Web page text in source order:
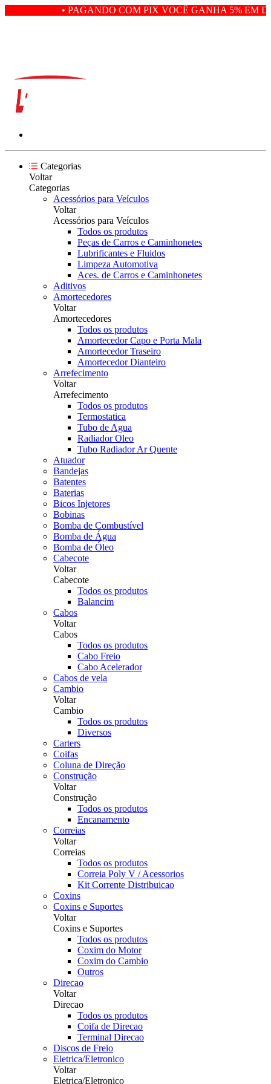
• PAGANDO COM PIX VOCÊ GANHA 5% EM
Categorias
Voltar
Categorias
Acessórios para Veículos
Voltar
Acessórios para Veículos
Todos os produtos
Peças de Carros e Caminhonetes
Lubrificantes e Fluidos
Limpeza Automotiva
Aces. de Carros e Caminhonetes
Aditivos
Amortecedores
Voltar
Amortecedores
Todos os produtos
Amortecedor Capo e Porta Mala
Amortecedor Traseiro
Amortecedor Dianteiro
Arrefecimento
Voltar
Arrefecimento
Todos os produtos
Termostatica
Tubo de Agua
Radiador Oleo
Tubo Radiador Ar Quente
Atuador
Bandejas
Batentes
Baterias
Bicos Injetores
Bobinas
Bomba de Combustível
Bomba de Água
Bomba de Óleo
Cabecote
Voltar
Cabecote
Todos os produtos
Balancim
Cabos
Voltar
Cabos
Todos os produtos
Cabo Freio
Cabo Acelerador
Cabos de vela
Cambio
Voltar
Cambio
Todos os produtos
Diversos
Carters
Coifas
Coluna de Direção
Construção
Voltar
Construção
Todos os produtos
Encanamento
Correias
Voltar
Correias
Todos os produtos
Correia Poly V / Acessorios
Kit Corrente Distribuicao
Coxins
Coxins e Suportes
Voltar
Coxins e Suportes
Todos os produtos
Coxim do Motor
Coxim do Cambio
Outros
Direcao
Voltar
Direcao
Todos os produtos
Coifa de Direcao
Terminal Direcao
Discos de Freio
Eletrica/Eletronico
Voltar
Eletrica/Eletronico